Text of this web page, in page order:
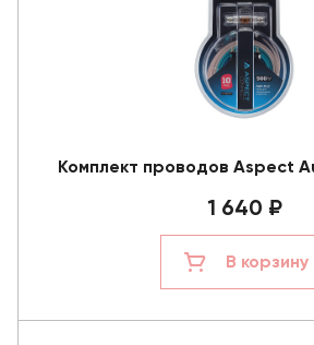
Комплект проводов Aspect
1 640 ₽
В корзину